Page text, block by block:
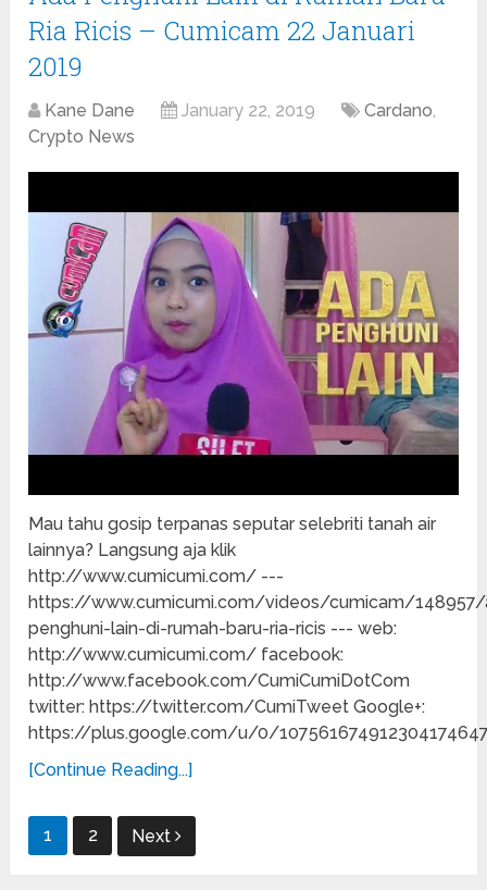
Ria Ricis – Cumicam 22 Januari
2019
Kane Dane January 22, 2019 Cardano,
Crypto News
Mau tahu gosip terpanas seputar selebriti tanah air
lainnya? Langsung aja klik
http://www.cumicumi.com/ ---
https://www.cumicumi.com/videos/cumicam/
penghuni-lain-di-rumah-baru-ria-ricis --- web:
http://www.cumicumi.com/ facebook:
http://www.facebook.com/CumiCumiDotCom
twitter: https://twitter.com/CumiTweet Google+:
https://plus.google.com/u/0/
[Continue Reading...]
Posts
pagination
1 2 Next